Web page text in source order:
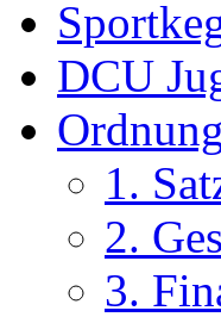
DCU
1.
2.
3.